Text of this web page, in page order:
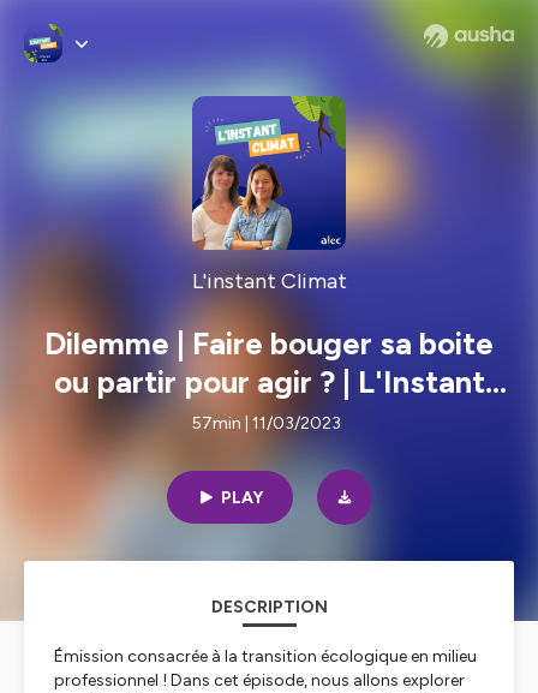
L'instant Climat
Dilemme | Faire bouger sa boite
ou partir pour agir ? | L'Instant
Climat #06
57min | 11/03/2023
PLAY
DESCRIPTION
Émission consacrée à la transition écologique en milieu
professionnel ! Dans cet épisode, nous allons explorer